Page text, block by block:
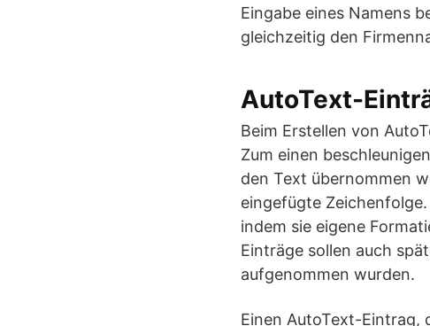
Eingabe eines Namens
gleichzeitig den
AutoText-
Beim Erstellen von
Zum einen
den Text übernommen
eingefügte
indem sie eigene
Einträge sollen auch
aufgenommen wurden.
Einen AutoText-Eintrag,